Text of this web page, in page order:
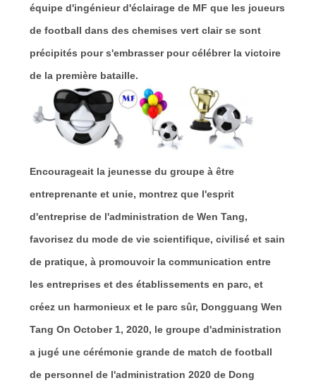
PLAN
SITE
PRIVACY
POLICY
équipe d'ingénieur d'éclairage de MF que les joueurs
de football dans des chemises vert clair se sont
précipités pour s'embrasser pour célébrer la victoire
de la première bataille.
Encourageait la jeunesse du groupe à être
entreprenante et unie, montrez que l'esprit
d'entreprise de l'administration de Wen Tang,
favorisez du mode de vie scientifique, civilisé et sain
de pratique, à promouvoir la communication entre
les entreprises et des établissements en parc, et
créez un harmonieux et le parc sûr, Dongguang Wen
Tang On October 1, 2020, le groupe d'administration
a jugé une cérémonie grande de match de football
de personnel de l'administration 2020 de Dong